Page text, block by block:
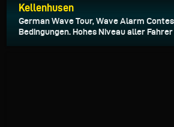
Kellenhusen
German Wave Tour, Wave Alarm
Bedingungen. Hohes Niveau aller